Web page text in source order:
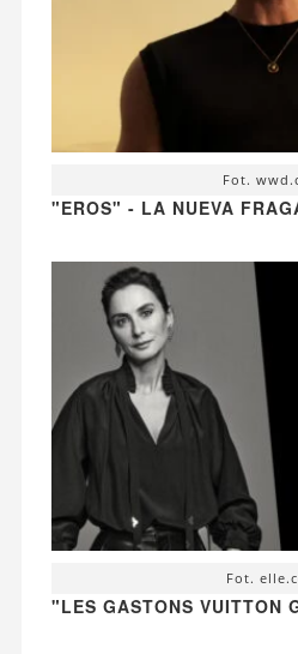
Fot.
"EROS" - LA NUEVA
Fot.
"LES GASTONS VUITTON